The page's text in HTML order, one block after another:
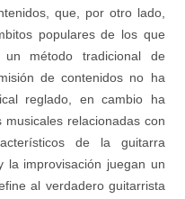
que, por otro lado,
populares de los que
método tradicional de
de contenidos no ha
reglado, en cambio ha
relacionadas con
de la guitarra
la improvisación juegan un
al verdadero guitarrista